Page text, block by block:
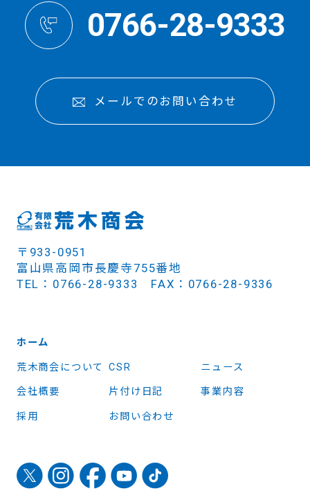
0766-28-9333
メールでのお問い合わせ
〒933-0951
富山県高岡市長慶寺755番地
TEL：0766-28-9333 FAX：0766-28-9336
ホーム
荒木商会について CSR ニュース
会社概要 片付け日記 事業内容
採用 お問い合わせ